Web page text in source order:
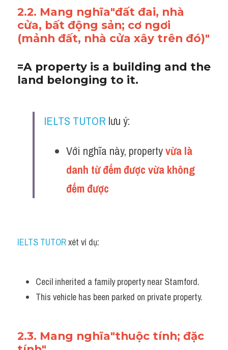
2.2. Mang nghĩa"đất đai, nhà
cửa, bất động sản; cơ ngơi
(mảnh đất, nhà cửa xây trên đó)"
=A property is a building and the
land belonging to it.
IELTS TUTOR lưu ý:
Với nghĩa này, property vừa là
danh từ đếm được vừa không
đếm được
IELTS TUTOR xét ví dụ:
Cecil inherited a family property near Stamford.
This vehicle has been parked on private property.
2.3. Mang nghĩa"thuộc tính; đặc